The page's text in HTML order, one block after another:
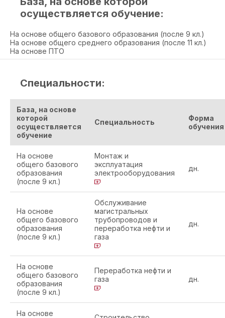
осуществляется обучение:
На основе общего базового образования (после 9 кл.)
На основе общего среднего образования (после 11 кл.)
На основе ПТО
Специальности:
База, на основе
которой
осуществляется
обучение
Специальность
Форма
обучения
На основе
общего базового
образования
(после 9 кл.)
Монтаж и
эксплуатация
электрооборудования
дн.
На основе
общего базового
образования
(после 9 кл.)
Обслуживание
магистральных
трубопроводов и
переработка нефти и
газа
дн.
На основе
общего базового
образования
(после 9 кл.)
Переработка нефти и
газа
дн.
На основе